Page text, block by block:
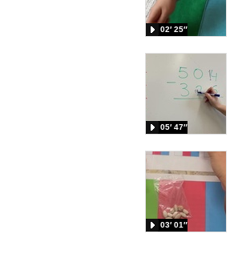
02′ 25″
05′ 47″
03′ 01″